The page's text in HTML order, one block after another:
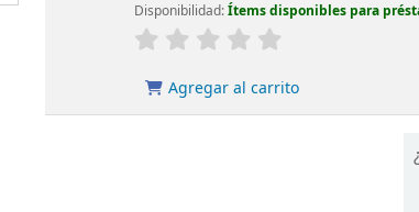
Disponibilidad:Ítems disponibles para
Agregar al carrito